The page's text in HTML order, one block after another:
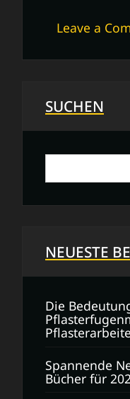
Leave a
SUCHEN
NEUESTE
Die
Spannende
Bücher für